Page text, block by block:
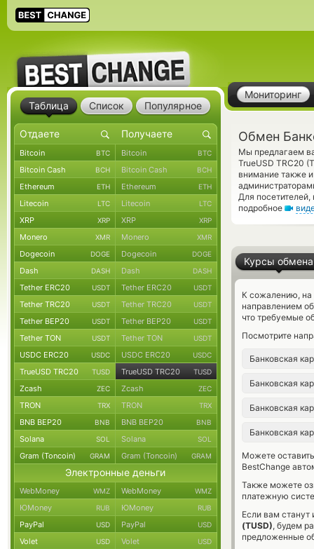
Мониторинг
Обмен
Мы предлагаем
TrueUSD TRC20
внимание также
Для
подробное
Курсы обмена
К сожалению, на
направлением
что требуемые
Посмотрите
Банковская
Банковская
Банковская
Банковская
Можете
BestChange
Также можете
платежную
Если вам
(TUSD), будем
предложенные
Таблица Список Популярное
Bitcoin BTC Bitcoin BTC
Bitcoin Cash BCH Bitcoin Cash BCH
Ethereum ETH Ethereum ETH
Litecoin LTC Litecoin LTC
XRP XRP XRP XRP
Monero XMR Monero XMR
Dogecoin DOGE Dogecoin DOGE
Dash DASH Dash DASH
Tether ERC20 USDT Tether ERC20 USDT
Tether TRC20 USDT Tether TRC20 USDT
Tether BEP20 USDT Tether BEP20 USDT
Tether TON USDT Tether TON USDT
USDC ERC20 USDC USDC ERC20 USDC
TrueUSD TRC20 TUSD TrueUSD TRC20 TUSD
Zcash ZEC Zcash ZEC
TRON TRX TRON TRX
BNB BEP20 BNB BNB BEP20 BNB
Solana SOL Solana SOL
Gram (Toncoin) GRAM Gram (Toncoin) GRAM
Электронные деньги
WebMoney WMZ WebMoney WMZ
ЮMoney RUB ЮMoney RUB
PayPal USD PayPal USD
Volet USD Volet USD